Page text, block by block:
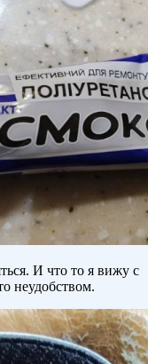
И что то я вижу с
неудобством.